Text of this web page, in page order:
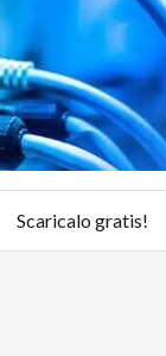
Scaricalo gratis!